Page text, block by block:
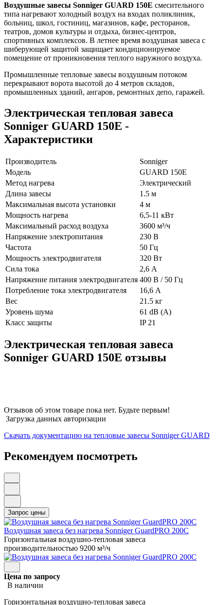
Воздушные завесы Sonniger GUARD 150E смесительного
типа нагревают холодный воздух на входах поликлиник,
больниц, школ, гостиниц, магазинов, кафе, ресторанов,
театров, домов культуры и отдыха, бизнес-центров,
спортивных комплексов. В летнее время воздушная завеса с
шиберующей защитой защищает кондиционируемое
помещение от проникновения теплого наружного воздуха.
Промышленные тепловые завесы воздушным потоком
перекрывают ворота высотой до 4 метров складов,
промышленных зданий, ангаров, ремонтных депо, гаражей.
Электрическая тепловая завеса
Sonniger GUARD 150E -
Характеристики
Производитель
Sonniger
Модель
GUARD 150E
Метод нагрева
Электрический
Длина завесы
1.5 м
Максимальная высота установки
4 м
Мощность нагрева
6,5-11 кВт
Максимальный расход воздуха
3600 м³/ч
Напряжение электропитания
230 В
Частота
50 Гц
Мощность электродвигателя
320 Вт
Сила тока
2,6 А
Напряжение питания электродвигателя 400 В / 50 Гц
Потребление тока электродвигателя
16,6 А
Вес
21.5 кг
Уровень шума
61 dB (A)
Класс защиты
IP 21
Электрическая тепловая завеса
Sonniger GUARD 150E отзывы
Отзывов об этом товаре пока нет. Будьте первым!
Загрузка данных авторизации
Скачать документацию на тепловые завесы Sonniger GUARD
Рекомендуем посмотреть
Воздушная завеса без нагрева Sonniger GuardPRO 200C
Горизонтальная воздушно-тепловая завеса
производительностью 9200 м³/ч
Цена по запросу
В наличии
Горизонтальная воздушно-тепловая завеса